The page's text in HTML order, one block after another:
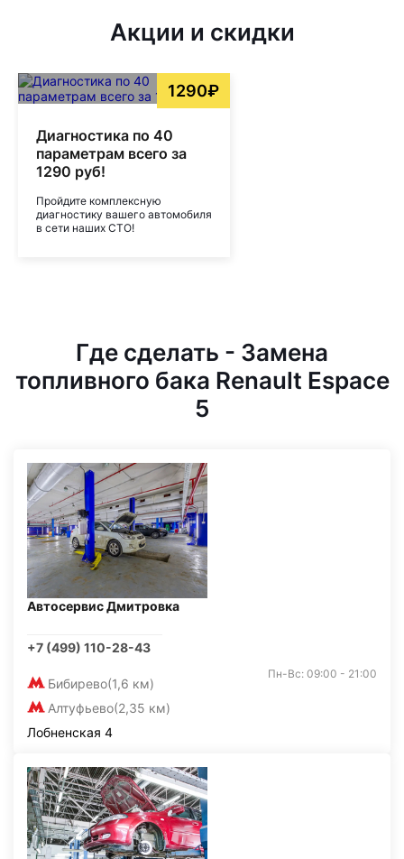
Акции и скидки
1290₽
Диагностика по 40
параметрам всего за
1290 руб!
Пройдите комплексную
диагностику вашего автомобиля
в сети наших СТО!
Где сделать - Замена
топливного бака Renault Espace
5
Автосервис Дмитровка
+7 (499) 110-28-43
Бибирево(1,6 км)
Алтуфьево(2,35 км)
Пн-Вс: 09:00 - 21:00
Лобненская 4